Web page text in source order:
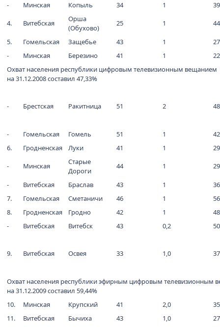
-
Минская Копыль 34 1 39
4. Витебская
Орша
(Обухово)
25 1 44
5. Гомельская Защебье 43 1
27
-
Минская Березино 41 1
22
Охват населения республики цифровым телевизионным вещанием
на 31.12.2008 составил 47,33%
- Брестская Ракитница 51 2 48
- Гомельская Гомель 51 1
42
6.
Гродненская Луки 41 1 29
- Минская
Старые
Дороги
44 1 29
- Витебская Браслав 43 1
36
7.
Гомельская Сметаничи 46 1
56
8.
Гродненская Гродно 42 1
48
-
Витебская Витебск 43 0,2 50
9. Витебская Освея 33 1,0 37
Охват населения республики эфирным цифровым телевизионным
на 31.12.2009 составил 59,44%
10.
Минская Крупский 41 2,0
35
11.
Витебская Бычиха 43 1,0
27